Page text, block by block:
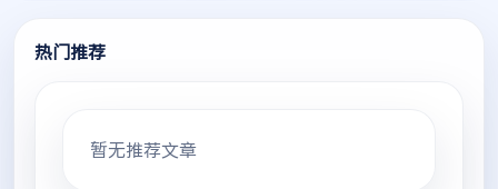
热门推荐
暂无推荐文章